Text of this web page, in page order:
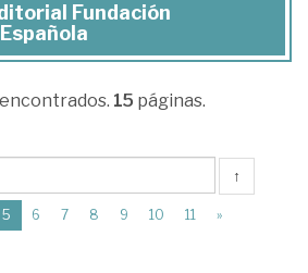
Fundación
15 páginas.
↑
5 (current)
6 7 8 9 10 11 »